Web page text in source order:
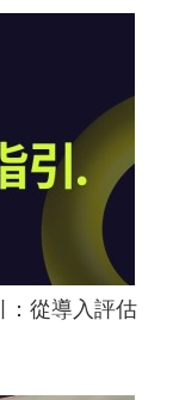
：從導入評估